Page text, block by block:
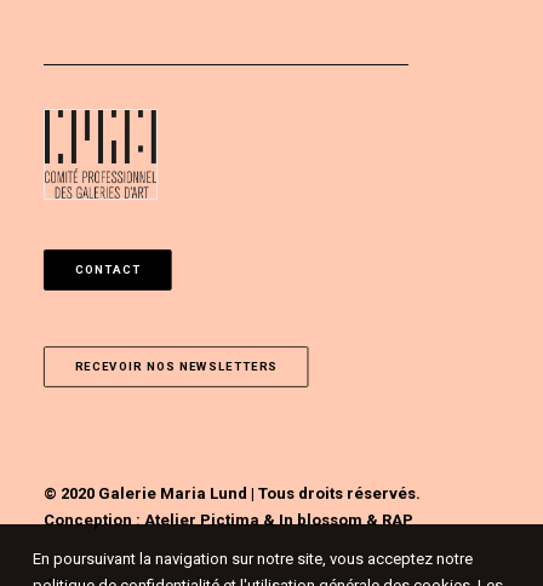
CONTACT
RECEVOIR NOS NEWSLETTERS
© 2020 Galerie Maria Lund | Tous droits réservés.
Conception :Atelier Pictima&In blossom&RAP
En poursuivant la navigation sur notre site, vous acceptez notre